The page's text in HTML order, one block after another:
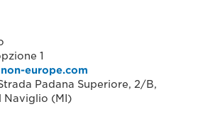
1
europe.com
Padana Superiore, 2/B,
Naviglio (MI)